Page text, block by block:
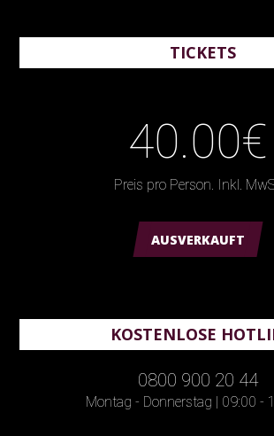
TICKETS
40.00€
Preis pro Person. Inkl.
AUSVERKAUFT
KOSTENLOSE
0800 900 20 44
Montag - Donnerstag | 09:00 -